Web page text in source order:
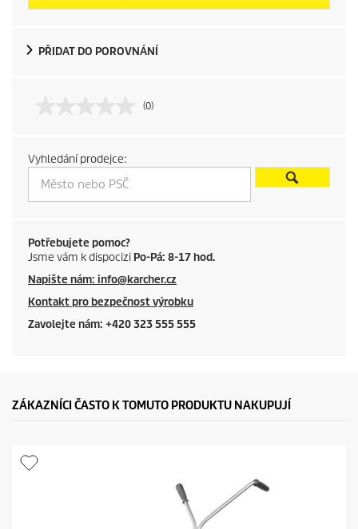
PŘIDAT DO POROVNÁNÍ
(0)
Vyhledání prodejce:
Potřebujete pomoc?
Jsme vám k dispocizi Po-Pá: 8-17 hod.
Napište nám: info@karcher.cz
Kontakt pro bezpečnost výrobku
Zavolejte nám: +420 323 555 555
ZÁKAZNÍCI ČASTO K TOMUTO PRODUKTU NAKUPUJÍ